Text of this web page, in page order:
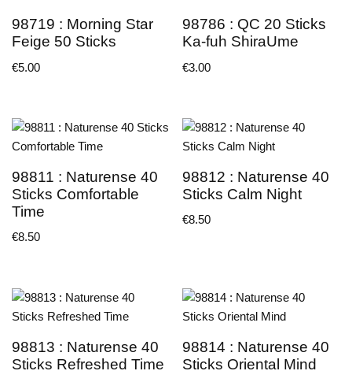
98719 : Morning Star
Feige 50 Sticks
€5.00
98786 : QC 20 Sticks
Ka-fuh ShiraUme
€3.00
98811 : Naturense 40
Sticks Comfortable
Time
€8.50
98812 : Naturense 40
Sticks Calm Night
€8.50
98813 : Naturense 40
Sticks Refreshed Time
98814 : Naturense 40
Sticks Oriental Mind